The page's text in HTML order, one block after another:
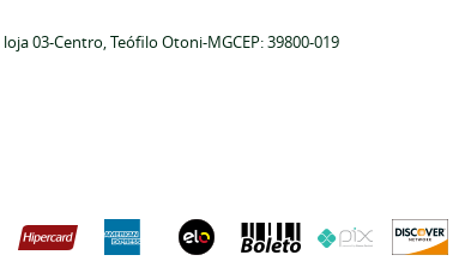
03-Centro, Teófilo Otoni-MGCEP: 39800-019